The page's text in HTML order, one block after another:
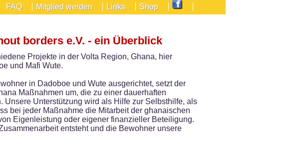
FAQ Mitglied werden Links Shop
borders e.V. - ein Überblick
Projekte in der Volta Region, Ghana, hier
und Mafi Wute.
in Dadoboe und Wute ausgerichtet, setzt der
Maßnahmen um, die zu einer dauerhaften
Unsere Unterstützung wird als Hilfe zur Selbsthilfe, als
bei jeder Maßnahme die Mitarbeit der ghanaischen
Eigenleistung oder eigener finanzieller Beteiligung.
entsteht und die Bewohner unsere